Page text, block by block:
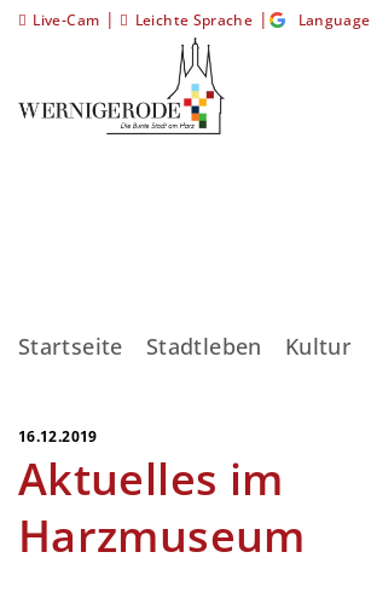
Live-Cam | Leichte Sprache | Language
Startseite Stadtleben Kultur
16.12.2019
Aktuelles im
Harzmuseum